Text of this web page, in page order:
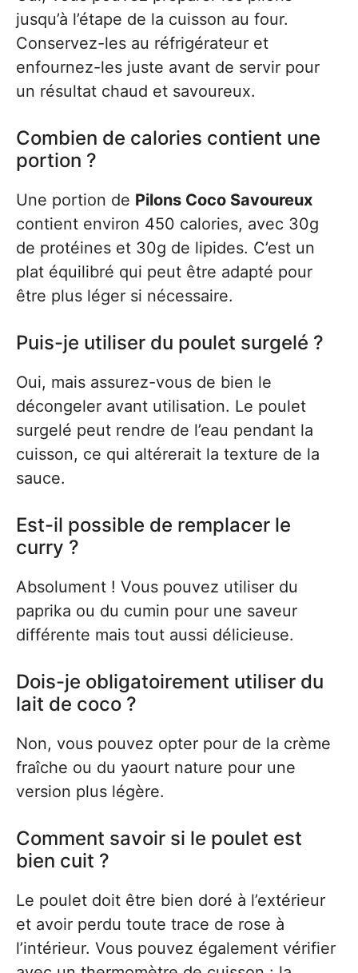
jusqu’à l’étape de la cuisson au four.
Conservez-les au réfrigérateur et
enfournez-les juste avant de servir pour
un résultat chaud et savoureux.
Combien de calories contient une
portion ?
Une portion de Pilons Coco Savoureux
contient environ 450 calories, avec 30g
de protéines et 30g de lipides. C’est un
plat équilibré qui peut être adapté pour
être plus léger si nécessaire.
Puis-je utiliser du poulet surgelé ?
Oui, mais assurez-vous de bien le
décongeler avant utilisation. Le poulet
surgelé peut rendre de l’eau pendant la
cuisson, ce qui altérerait la texture de la
sauce.
Est-il possible de remplacer le
curry ?
Absolument ! Vous pouvez utiliser du
paprika ou du cumin pour une saveur
différente mais tout aussi délicieuse.
Dois-je obligatoirement utiliser du
lait de coco ?
Non, vous pouvez opter pour de la crème
fraîche ou du yaourt nature pour une
version plus légère.
Comment savoir si le poulet est
bien cuit ?
Le poulet doit être bien doré à l’extérieur
et avoir perdu toute trace de rose à
l’intérieur. Vous pouvez également vérifier